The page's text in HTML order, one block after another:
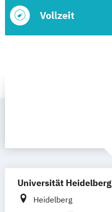
Vollzeit
Universität Heidelberg
Heidelberg